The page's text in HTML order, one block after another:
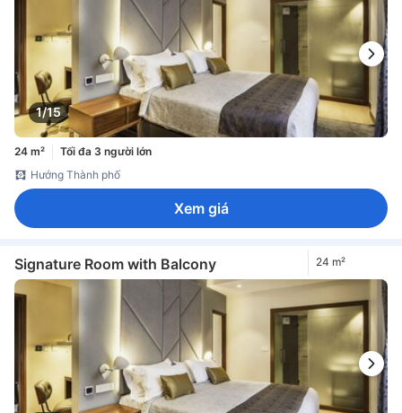
1/15
24 m²
Tối đa 3 người lớn
Hướng Thành phố
Xem giá
Signature Room with Balcony 24 m²